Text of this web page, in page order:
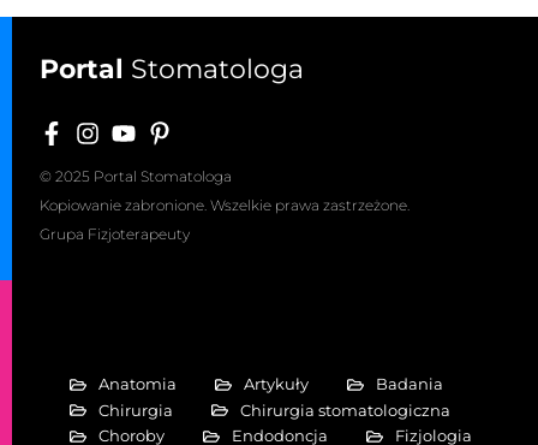
Portal Stomatologa
© 2025 Portal Stomatologa
Kopiowanie zabronione. Wszelkie prawa zastrzeżone.
Grupa Fizjoterapeuty
Anatomia Artykuły
Badania
Chirurgia
Chirurgia stomatologiczna
Choroby
Endodoncja Fizjologia